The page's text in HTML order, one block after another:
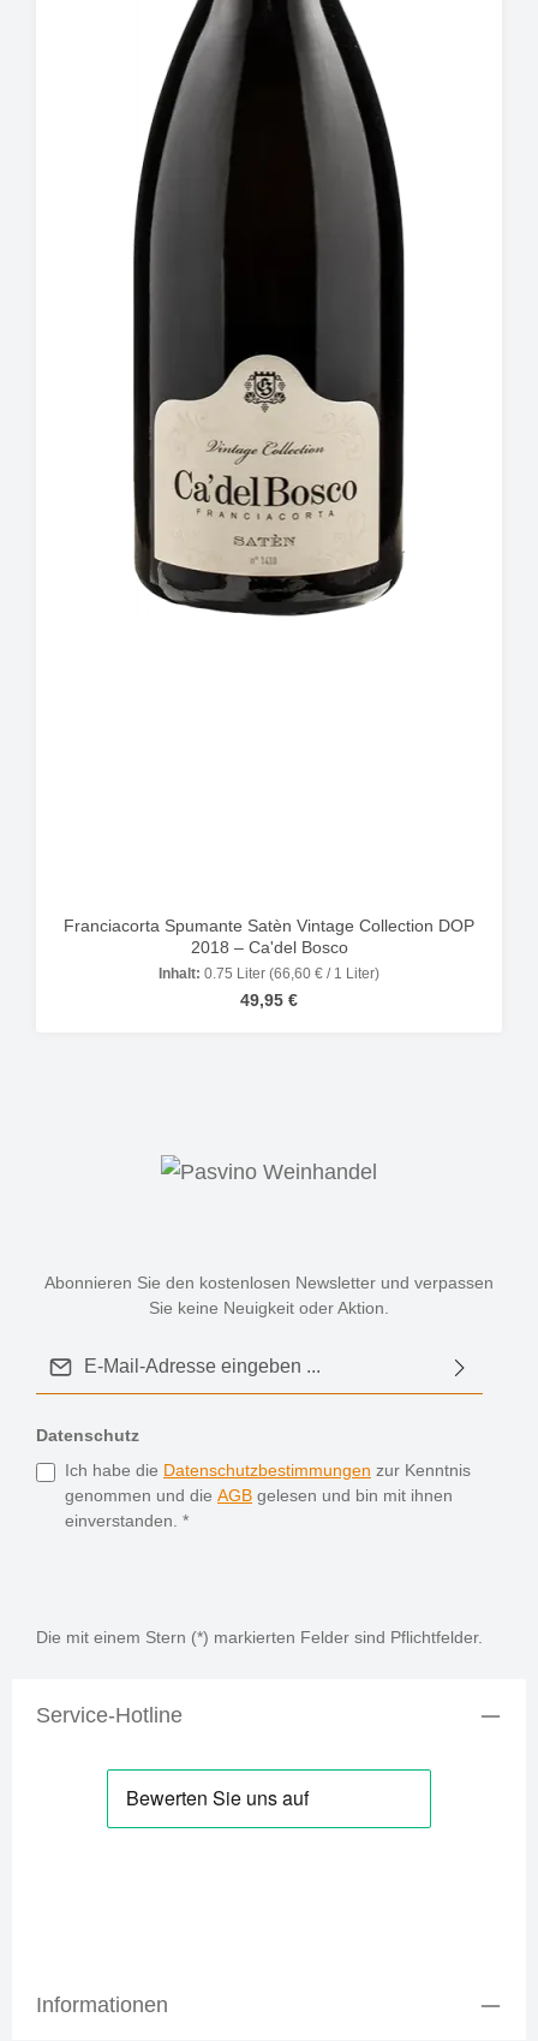
Franciacorta Spumante Satèn Vintage Collection DOP
2018 – Ca'del Bosco
Inhalt: 0.75 Liter (66,60 € / 1 Liter)
Regulärer Preis:
49,95 €
Abonnieren Sie den kostenlosen Newsletter und verpassen
Sie keine Neuigkeit oder Aktion.
Datenschutz
Ich habe die Datenschutzbestimmungen zur Kenntnis
genommen und die AGB gelesen und bin mit ihnen
einverstanden. *
Die mit einem Stern (*) markierten Felder sind Pflichtfelder.
Service-Hotline
Informationen